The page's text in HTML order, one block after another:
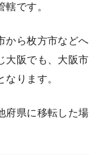
です。
から枚方市などへ
大阪でも、大阪市
ります。
府県に移転した場